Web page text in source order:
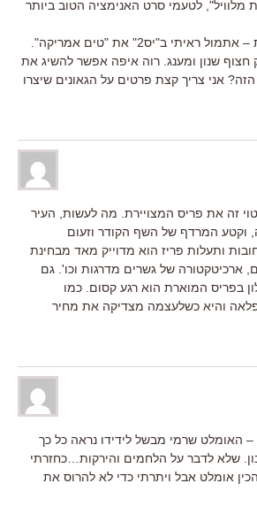
לטעמי סרט האנימציה הטוב ביותר
ואפרופו חתרנות וגאונות – אתמול ראיתי ב"יס2" את "טים אמריקה".
שנון ומענג. רוה איפה אפשר להשיג את
אני צריך קצת פרטים על הגאונים שיצרו
זה את פריס המצויירת. מה לעשות, העיר
וקטע המרדף של השף הקודר וזעום
ותעלות פריז הוא מדוייק מאד מבחינת
ארכיטקטורה של גשרים מדרגות וכו'. גם
בפריס המוארת הוא רגע קסום. כמו
והיא כשלעצמה מצדיקה את מחיר
– האומלט שרמי מבשל לידידו נראה כל כך
שלא לדבר על הלחמים והירקות…כחזרתי
אומלט אבל ויתרתי כדי לא להרוס את